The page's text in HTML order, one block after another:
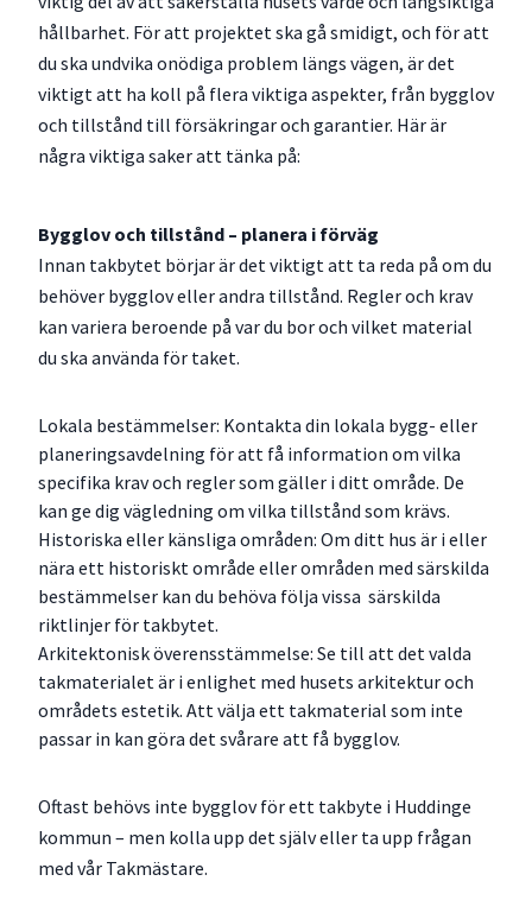
hållbarhet. För att projektet ska gå smidigt, och för att
du ska undvika onödiga problem längs vägen, är det
viktigt att ha koll på flera viktiga aspekter, från bygglov
och tillstånd till försäkringar och garantier. Här är
några viktiga saker att tänka på:
Bygglov och tillstånd – planera i förväg
Innan takbytet börjar är det viktigt att ta reda på om du
behöver bygglov eller andra tillstånd. Regler och krav
kan variera beroende på var du bor och vilket material
du ska använda för taket.
Lokala bestämmelser: Kontakta din lokala bygg- eller
planeringsavdelning för att få information om vilka
specifika krav och regler som gäller i ditt område. De
kan ge dig vägledning om vilka tillstånd som krävs.
Historiska eller känsliga områden: Om ditt hus är i eller
nära ett historiskt område eller områden med särskilda
bestämmelser kan du behöva följa vissa särskilda
riktlinjer för takbytet.
Arkitektonisk överensstämmelse: Se till att det valda
takmaterialet är i enlighet med husets arkitektur och
områdets estetik. Att välja ett takmaterial som inte
passar in kan göra det svårare att få bygglov.
Oftast behövs inte bygglov för ett takbyte i Huddinge
kommun – men kolla upp det själv eller ta upp frågan
med vår Takmästare.